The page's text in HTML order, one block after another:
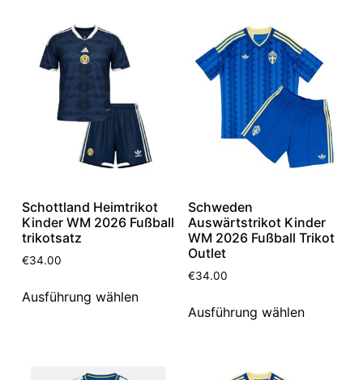
Schottland Heimtrikot
Kinder WM 2026 Fußball
trikotsatz
€34.00
Ausführung wählen
Schweden
Auswärtstrikot Kinder
WM 2026 Fußball Trikot
Outlet
€34.00
Ausführung wählen